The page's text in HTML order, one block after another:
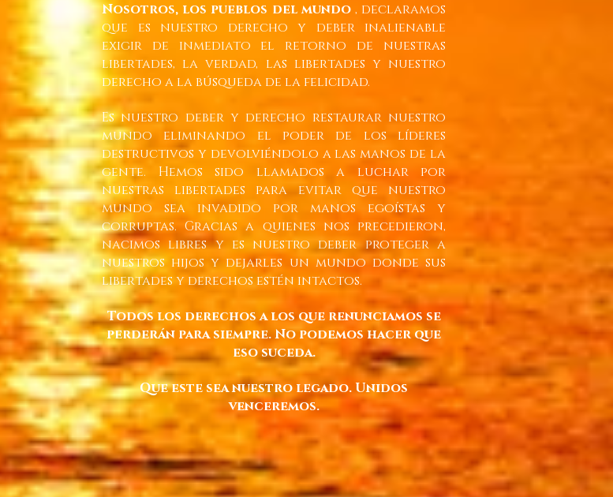
Nosotros, los pueblos del mundo , declaramos
que es nuestro derecho y deber inalienable
exigir de inmediato el retorno de nuestras
libertades, la verdad, las libertades y nuestro
derecho a la búsqueda de la felicidad.
Es nuestro deber y derecho restaurar nuestro
mundo eliminando el poder de los líderes
destructivos y devolviéndolo a las manos de la
gente. Hemos sido llamados a luchar por
nuestras libertades para evitar que nuestro
mundo sea invadido por manos egoístas y
corruptas. Gracias a quienes nos precedieron,
nacimos libres y es nuestro deber proteger a
nuestros hijos y dejarles un mundo donde sus
libertades y derechos estén intactos.
Todos los derechos a los que renunciamos se
perderán para siempre. No podemos hacer que
eso suceda.
Que este sea nuestro legado. Unidos
venceremos.